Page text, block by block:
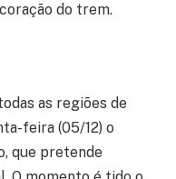
do trem.
as regiões de
feira (05/12) o
que pretende